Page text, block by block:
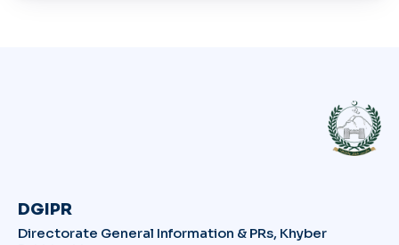
DGIPR
Directorate General Information & PRs, Khyber